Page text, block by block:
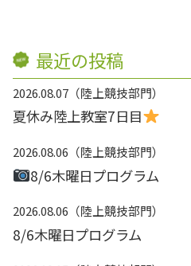
最近の投稿
2026.08.07 陸上競技部門
夏休み陸上教室7日目
2026.08.06 陸上競技部門
8/6木曜日プログラム
2026.08.06 陸上競技部門
8/6木曜日プログラム